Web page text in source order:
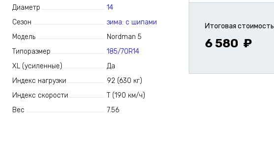
Диаметр
14
Сезон
зима: с шипами
Модель
Nordman 5
Типоразмер
185/70R14
XL (усиленные)
Да
Индекс нагрузки
92 (630 кг)
Индекс скорости
T (190 км/ч)
Вес
7.56
Итоговая стоимость
6 580